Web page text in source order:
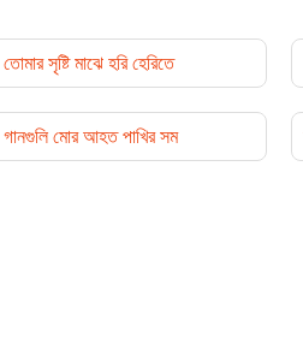
তোমার সৃষ্টি মাঝে হরি হেরিতে
গানগুলি মোর আহত পাখির সম